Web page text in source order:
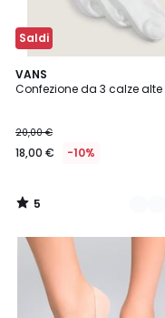
Saldi
VANS
Confezione da 3 calze alte
20,00 €
18,00 € -10%
5
/
2
Colori
5
/